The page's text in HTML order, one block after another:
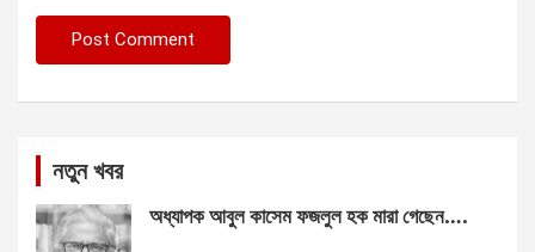
নতুন খবর
অধ্যাপক আবুল কাসেম ফজলুল হক মারা গেছেন….